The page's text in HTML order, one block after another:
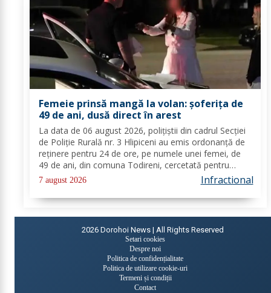
Femeie prinsă mangă la volan: șoferița de
49 de ani, dusă direct în arest
La data de 06 august 2026, polițiștii din cadrul Secției
de Poliție Rurală nr. 3 Hlipiceni au emis ordonanță de
reținere pentru 24 de ore, pe numele unei femei, de
49 de ani, din comuna Todireni, cercetată pentru
comiterea infracțiunii de conducerea unui vehicul sub
influența alcoolului. În urma...
7 august 2026 Infractional
2026 Dorohoi News | All Rights Reserved
Setari cookies
Despre noi
Politica de confidențialitate
Politica de utilizare cookie-uri
Termeni și condiții
Contact